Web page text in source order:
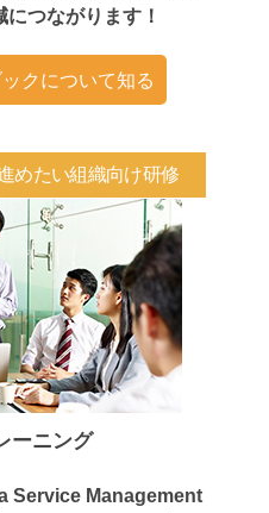
つながります！
クについて知る
めたい組織向け研修
ーニング
Service Management